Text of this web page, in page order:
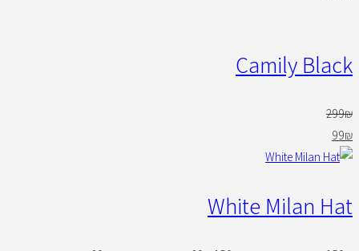
Camily Black
299₪
99₪
White Milan Hat